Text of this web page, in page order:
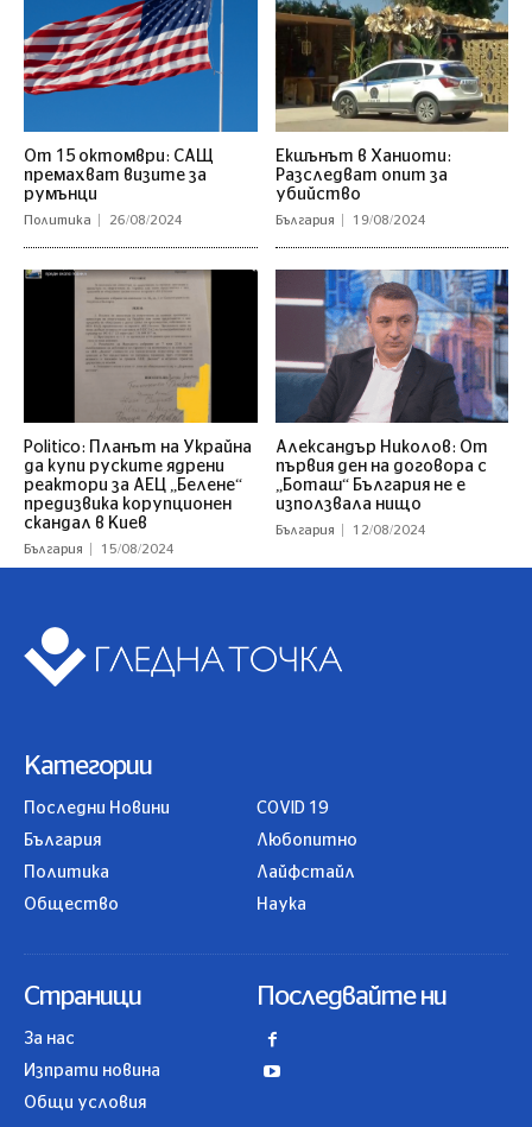
От 15 октомври: САЩ
премахват визите за
румънци
Политика 26/08/2024
Екшънът в Ханиоти:
Разследват опит за
убийство
България 19/08/2024
Politico: Планът на Украйна
да купи руските ядрени
реактори за АЕЦ „Белене“
предизвика корупционен
скандал в Киев
България 15/08/2024
Александър Николов: От
първия ден на договора с
„Боташ“ България не е
използвала нищо
България 12/08/2024
Категории
Последни Новини
България
Политика
Общество
COVID 19
Любопитно
Лайфстайл
Наука
Страници
За нас
Изпрати новина
Общи условия
Последвайте ни